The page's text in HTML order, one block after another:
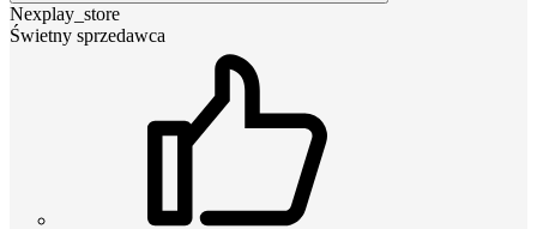
Nexplay_store
Świetny sprzedawca